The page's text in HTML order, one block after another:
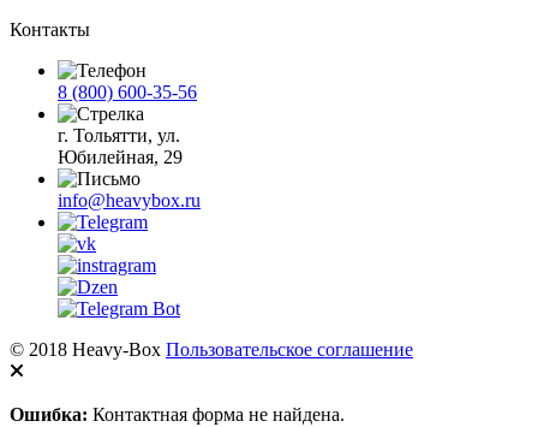
Контакты
8 (800) 600-35-56
г. Тольятти, ул.
Юбилейная, 29
info@heavybox.ru
© 2018 Heavy-Box Пользовательское соглашение
Ошибка: Контактная форма не найдена.